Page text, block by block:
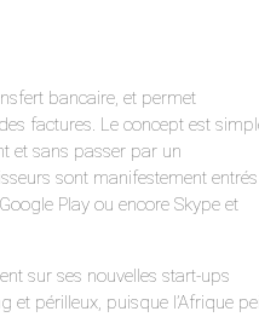
bancaire, et permet
factures. Le concept est
et sans passer par un
sont manifestement entrés
Play ou encore Skype et
sur ses nouvelles start-ups
et périlleux, puisque l’Afrique